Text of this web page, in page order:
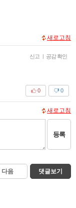
새로고침
신고 | 공감 확인
0
0
새로고침
등록
다음 댓글보기